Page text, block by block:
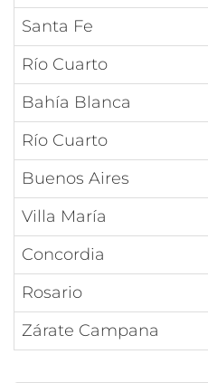
Santa Fe
Río Cuarto
Bahía Blanca
Río Cuarto
Buenos Aires
Villa María
Concordia
Rosario
Zárate Campana